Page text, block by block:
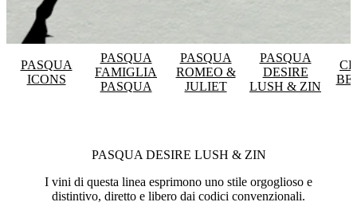
PASQUA
ICONS
PASQUA
FAMIGLIA
PASQUA
PASQUA
ROMEO &
JULIET
PASQUA
DESIRE
LUSH & ZIN
PASQUA DESIRE LUSH & ZIN
I vini di questa linea esprimono uno stile orgoglioso e
distintivo, diretto e libero dai codici convenzionali.